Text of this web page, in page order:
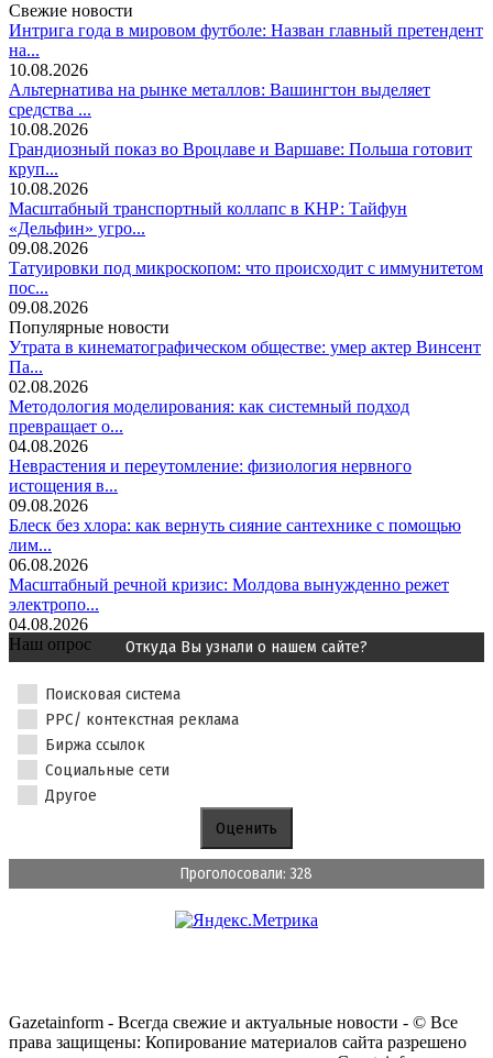
Свежие новости
Интрига года в мировом футболе: Назван главный претендент
на...
10.08.2026
Альтернатива на рынке металлов: Вашингтон выделяет
средства ...
10.08.2026
Грандиозный показ во Вроцлаве и Варшаве: Польша готовит
круп...
10.08.2026
Масштабный транспортный коллапс в КНР: Тайфун
«Дельфин» угро...
09.08.2026
Татуировки под микроскопом: что происходит с иммунитетом
пос...
09.08.2026
Популярные новости
Утрата в кинематографическом обществе: умер актер Винсент
Па...
02.08.2026
Методология моделирования: как системный подход
превращает о...
04.08.2026
Неврастения и переутомление: физиология нервного
истощения в...
09.08.2026
Блеск без хлора: как вернуть сияние сантехнике с помощью
лим...
06.08.2026
Масштабный речной кризис: Молдова вынужденно режет
электропо...
04.08.2026
Наш опрос
Откуда Вы узнали о нашем сайте?
Поисковая система
PPC/ контекстная реклама
Биржа ссылок
Социальные сети
Другое
Проголосовали: 328
Gazetainform - Всегда свежие и актуальные новости - © Все
права защищены: Копирование материалов сайта разрешено